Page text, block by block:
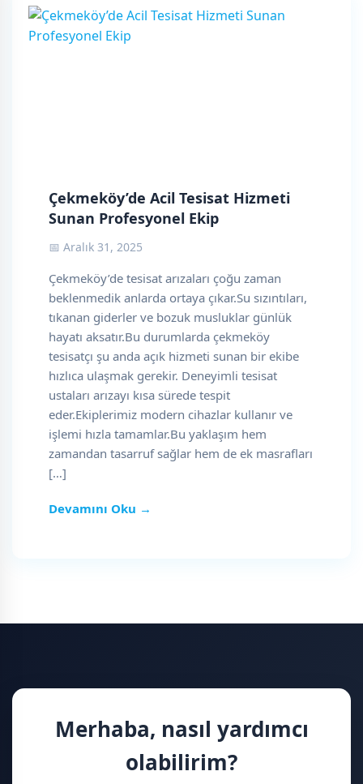
Çekmeköy’de Acil Tesisat Hizmeti
Sunan Profesyonel Ekip
📅 Aralık 31, 2025
Çekmeköy’de tesisat arızaları çoğu zaman
beklenmedik anlarda ortaya çıkar.Su sızıntıları,
tıkanan giderler ve bozuk musluklar günlük
hayatı aksatır.Bu durumlarda çekmeköy
tesisatçı şu anda açık hizmeti sunan bir ekibe
hızlıca ulaşmak gerekir. Deneyimli tesisat
ustaları arızayı kısa sürede tespit
eder.Ekiplerimiz modern cihazlar kullanır ve
işlemi hızla tamamlar.Bu yaklaşım hem
zamandan tasarruf sağlar hem de ek masrafları
[…]
Devamını Oku →
Merhaba, nasıl yardımcı
olabilirim?